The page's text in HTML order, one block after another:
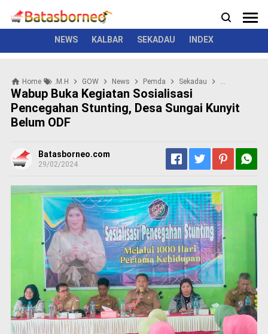
N
e
s
o
l
i
t
k
K
i
m
i
l
P
m
e
r
NEWS KALBAR SEKADAU INDEX
News Kriminal Seremonial
Home .M.H GOW News Pemda Sekadau Wakil Bupati
Wabup Buka Kegiatan Sosialisasi
Pencegahan Stunting, Desa Sungai Kunyit
Belum ODF
Batasborneo.com
29/02/2024